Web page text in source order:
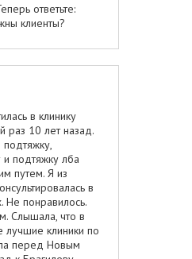
ответьте:
клиенты?
в клинику
раз 10 лет назад.
подтяжку лба
путем. Я из
в
Не понравилось.
Слышала, что в
лучшие клиники по
перед Новым